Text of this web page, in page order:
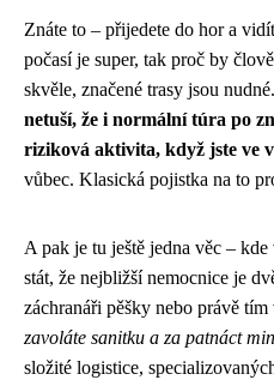
Znáte to – přijedete do hor a
počasí je super, tak proč by
skvěle, značené trasy jsou
netuší, že i normální túra po
riziková aktivita, když jste ve
vůbec. Klasická pojistka na to
A pak je tu ještě jedna věc –
stát, že nejbližší nemocnice je
záchranáři pěšky nebo právě
zavoláte sanitku a za patnáct
složité logistice,